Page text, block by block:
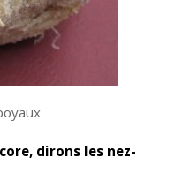
dirons les nez-